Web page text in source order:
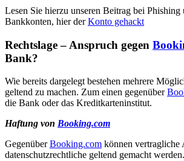
Lesen Sie hierzu unseren Beitrag bei
Bankkonten, hier derKonto gehackt
Rechtslage – Anspruch gegen
Bank?
Wie bereits dargelegt bestehen mehrere
geltend zu machen. Zum einen gegenüber
die Bank oder das Kreditkarteninstitut.
Haftung von Booking.com
GegenüberBooking.com können vertragliche
datenschutzrechtliche geltend gemacht werden.